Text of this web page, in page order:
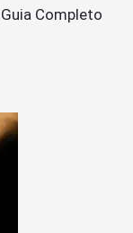
Completo